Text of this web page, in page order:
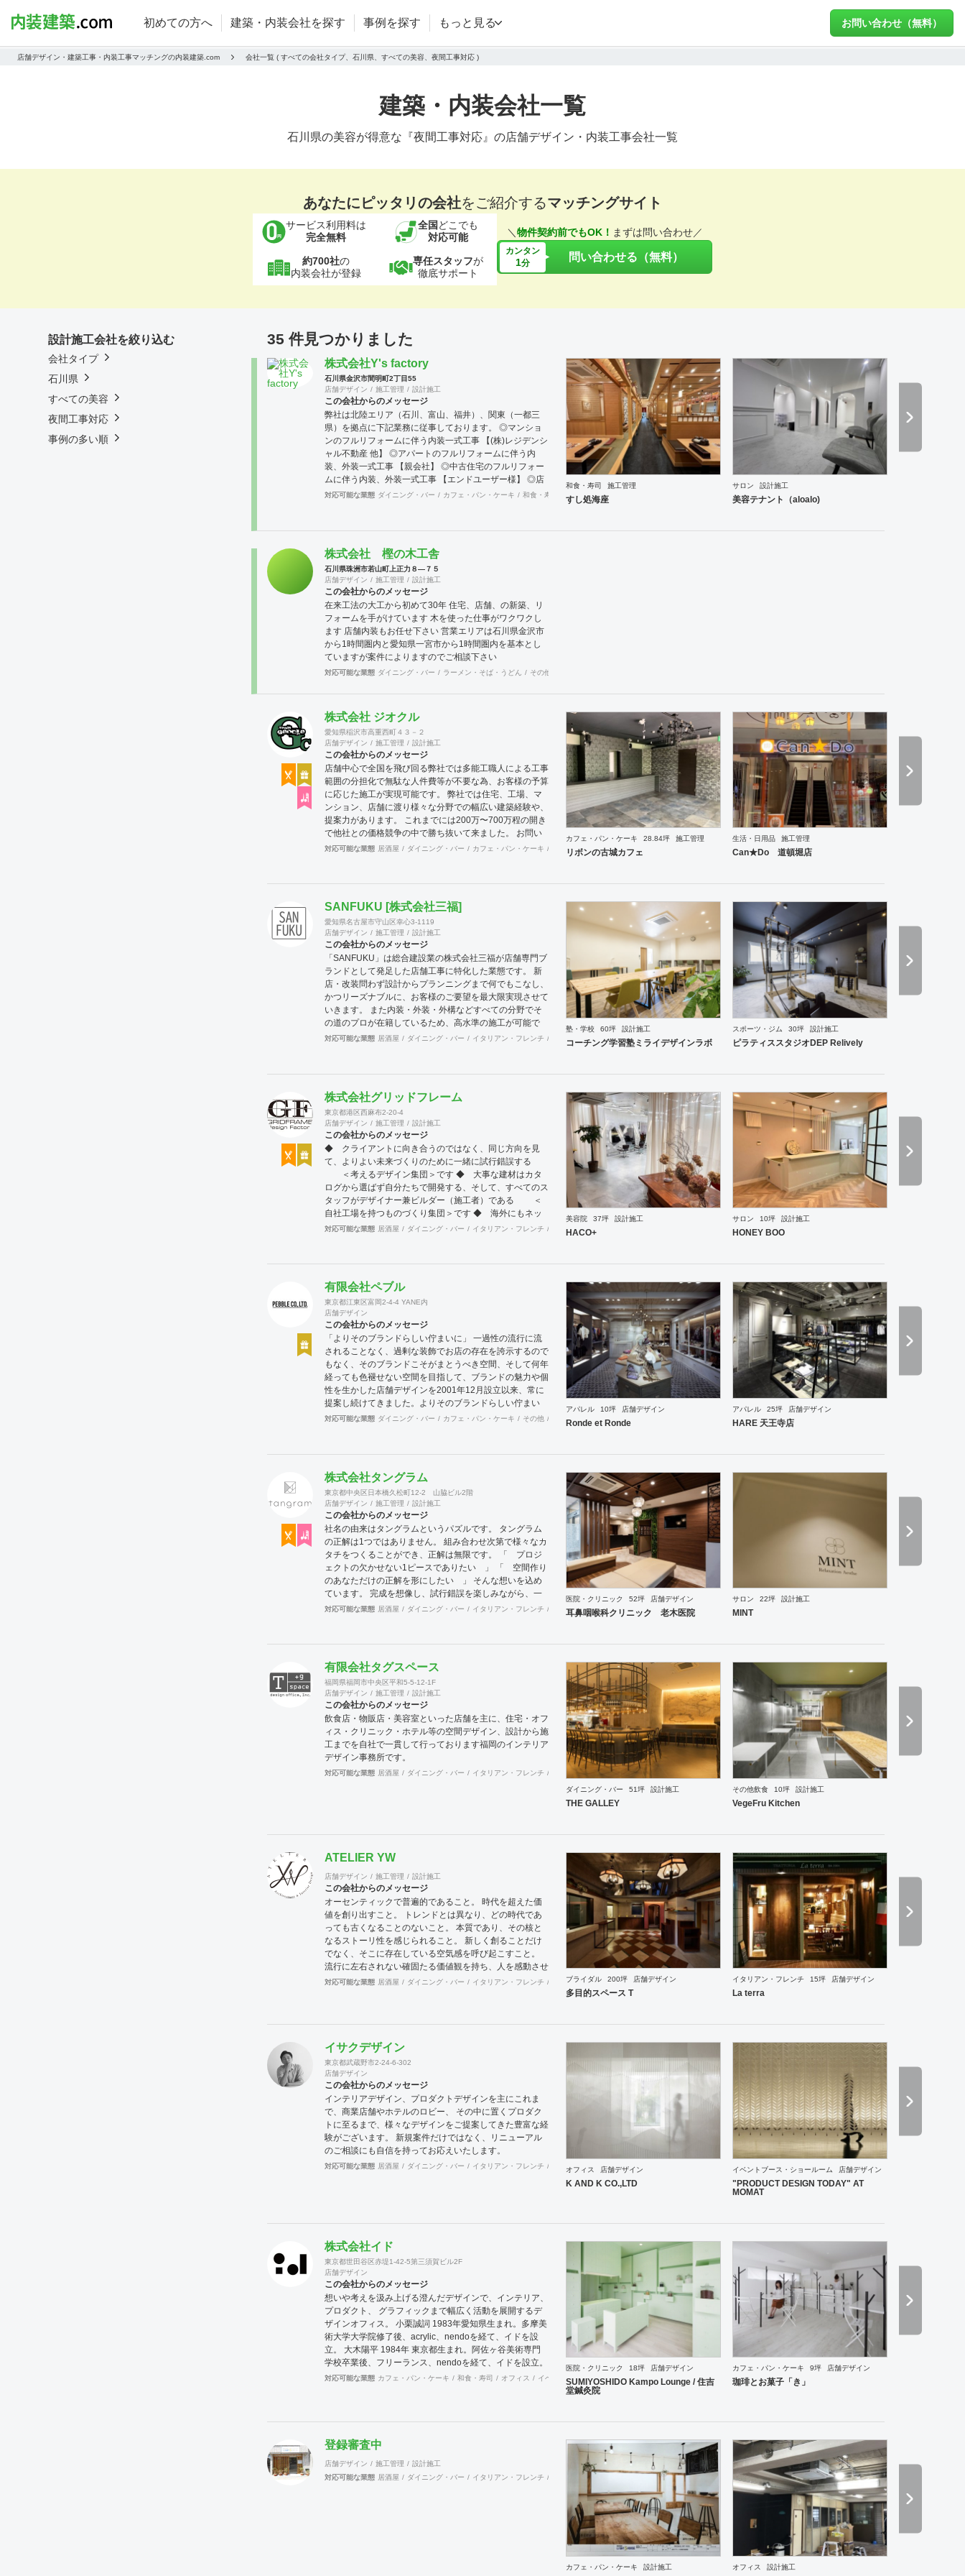
初めての方へ 建築・内装会社を探す 事例を探す もっと見る お問い合わせ（無料）
店舗デザイン・建築工事・内装工事マッチングの内装建築.com 会社一覧 ( すべての会社タイプ、石川県、すべての美容、夜間工事対応 )
建築・内装会社一覧
石川県の美容が得意な『夜間工事対応』の店舗デザイン・内装工事会社一覧
あなたにピッタリの会社をご紹介するマッチングサイト
サービス利用料は
完全無料
全国 どこでも
対応可能
約700社の
内装会社が登録
専任スタッフが
徹底サポート
＼ 物件契約前でもOK！ まずは問い合わせ／
カンタン
1分 問い合わせる（無料）
35 件見つかりました
株式会社Y's factory
石川県金沢市間明町2丁目55
店舗デザイン
施工管理 設計施工
この会社からのメッセージ
弊社は北陸エリア（石川、富山、福井）、関東（一都三
県）を拠点に下記業務に従事しております。 ◎マンショ
ンのフルリフォームに伴う内装一式工事 【(株)レジデンシ
ャル不動産 他】 ◎アパートのフルリフォームに伴う内
装、外装一式工事 【親会社】 ◎中古住宅のフルリフォー
ムに伴う内装、外装一式工事 【エンドユーザー様】 ◎店
舗（飲食店、美容サロン 等）の開業・リニューアルに伴
(株)】
対応可能な業態 ダイニング・バー カフェ・パン・ケーキ 和食・寿司 オフィス 老人ホーム その他 ホテル ブライダル
和食・寿司 施工管理
すし処海座
サロン 設計施工
美容テナント（aloalo)
株式会社 樫の木工舎
石川県珠洲市若山町上正力８―７５
店舗デザイン
施工管理 設計施工
この会社からのメッセージ
在来工法の大工から初めて30年 住宅、店舗、の新築、リ
フォームを手がけています 木を使った仕事がワクワクし
ます 店舗内装もお任せ下さい 営業エリアは石川県金沢市
から1時間圏内と愛知県一宮市から1時間圏内を基本とし
ていますが案件によりますのでご相談下さい
対応可能な業態 ダイニング・バー ラーメン・そば・うどん その他
株式会社 ジオクル
愛知県稲沢市高重西町４３－２
店舗デザイン
施工管理 設計施工
この会社からのメッセージ
店舗中心で全国を飛び回る弊社では多能工職人による工事
範囲の分担化で無駄な人件費等が不要な為、お客様の予算
に応じた施工が実現可能です。 弊社では住宅、工場、マ
ンション、店舗に渡り様々な分野での幅広い建築経験や、
提案力があります。 これまでには200万〜700万程の開き
で他社との価格競争の中で勝ち抜いて来ました。 お問い
合わせは メール（tenperhide31@icloud.com）からも承
対応可能な業態 居酒屋 ダイニング・バー カフェ・パン・ケーキ 和食・寿司 焼肉・中華料理・韓国料理 イベントブース・ショールーム
カフェ・パン・ケーキ 28.84坪 施工管理
リボンの古城カフェ
生活・日用品 施工管理
Can★Do 道頓堀店
SANFUKU [株式会社三福]
愛知県名古屋市守山区幸心3-1119
店舗デザイン
施工管理 設計施工
この会社からのメッセージ
「SANFUKU」は総合建設業の株式会社三福が店舗専門ブ
ランドとして発足した店舗工事に特化した業態です。 新
店・改装問わず設計からプランニングまで何でもこなし、
かつリーズナブルに、お客様のご要望を最大限実現させて
いきます。 また内装・外装・外構などすべての分野でそ
の道のプロが在籍しているため、高水準の施工が可能で
す。 出来上がった時に綺麗なのは当たり前！腕の良さは
に優れています。 お客様が安心してオープンできるよう
対応可能な業態 居酒屋 ダイニング・バー イタリアン・フレンチ カフェ・パン・ケーキ ラーメン・そば・うどん 和食・寿司 焼肉・中華料理・韓国料理 その他
塾・学校 60坪 設計施工
コーチング学習塾ミライデザインラボ
スポーツ・ジム 30坪 設計施工
ピラティススタジオDEP Relively
株式会社グリッドフレーム
東京都港区西麻布2-20-4
店舗デザイン
施工管理 設計施工
この会社からのメッセージ
◆ クライアントに向き合うのではなく、同じ方向を見
て、よりよい未来づくりのために一緒に試行錯誤する
＜考えるデザイン集団＞です ◆ 大事な建材はカタ
ログから選ばず自分たちで開発する、そして、すべてのス
タッフがデザイナー兼ビルダー（施工者）である ＜
自社工場を持つものづくり集団＞です ◆ 海外にもネッ
トワークを持ち、英語や中国語に堪能なスタッフたちが、
案件、施工案件、造作物制作など、多様な請負形態が可能
が可能で、例えば通常デザイン性とは無縁な特定防火設備
（鉄扉）などにも高いデザイン性を施すことも可能です。
GRIDFRAME とりかえのきかない空間
https://gridframe.co.jp/ Synes(シネス) 霧のようなやわら
かな空間 http://synes.jp/ SOTOCHIKU 時間の蓄積を
取り込む空間 https://sotochiku.com/
対応可能な業態 居酒屋 ダイニング・バー イタリアン・フレンチ カフェ・パン・ケーキ 和食・寿司 焼肉・中華料理・韓国料理
美容院 37坪 設計施工
HACO+
サロン 10坪 設計施工
HONEY BOO
有限会社ペブル
東京都江東区富岡2-4-4 YANE内
店舗デザイン
この会社からのメッセージ
「よりそのブランドらしい佇まいに」 一過性の流行に流
されることなく、過剰な装飾でお店の存在を誇示するので
もなく、そのブランドこそがまとうべき空間、そして何年
経っても色褪せない空間を目指して、ブランドの魅力や個
性を生かした店舗デザインを2001年12月設立以来、常に
提案し続けてきました。よりそのブランドらしい佇まい
に。 「必要な箇所に、必要なデザインを」 2012年からは
ドの出店をバックアップできる体制も整えてきました。そ
要なのか、そこをきちんとアドバイスできる会社でありた
いと思っています。 業務内容 ・店舗設計（物販店／飲食
店／美容室など） ・ブランディング及びディレクション
業務 ・出店におけるトータルデザイン ・住宅リノベーシ
ョン ・家具及び什器デザイン
対応可能な業態 ダイニング・バー カフェ・パン・ケーキ その他 オフィス イベントブース・ショールーム エントランス ワーキングスペース
アパレル 10坪 店舗デザイン
Ronde et Ronde
アパレル 25坪 店舗デザイン
HARE 天王寺店
株式会社タングラム
東京都中央区日本橋久松町12-2 山脇ビル2階
店舗デザイン
施工管理 設計施工
この会社からのメッセージ
社名の由来はタングラムというパズルです。 タングラム
の正解は1つではありません。 組み合わせ次第で様々なカ
タチをつくることができ、正解は無限です。 「 プロジ
ェクトの欠かせない1ピースでありたい 」 「 空間作り
のあなただけの正解を形にしたい 」 そんな想いを込め
ています。 完成を想像し、試行錯誤を楽しみながら、 ​一
緒にワクワクしたいと思っています。
対応可能な業態 居酒屋 ダイニング・バー イタリアン・フレンチ カフェ・パン・ケーキ ラーメン・そば・うどん 和食・寿司
医院・クリニック 52坪 店舗デザイン
耳鼻咽喉科クリニック 老木医院
サロン 22坪 設計施工
MINT
有限会社タグスペース
福岡県福岡市中央区平和5-5-12-1F
店舗デザイン
施工管理 設計施工
この会社からのメッセージ
飲食店・物販店・美容室といった店舗を主に、住宅・オフ
ィス・クリニック・ホテル等の空間デザイン、設計から施
工までを自社で一貫して行っております福岡のインテリア
デザイン事務所です。
対応可能な業態 居酒屋 ダイニング・バー イタリアン・フレンチ カフェ・パン・ケーキ ラーメン・そば・うどん 和食・寿司 焼肉・中華料理・韓国料理 その他 オフィス
ダイニング・バー 51坪 設計施工
THE GALLEY
その他飲食 10坪 設計施工
VegeFru Kitchen
ATELIER YW
店舗デザイン 施工管理 設計施工
この会社からのメッセージ
オーセンティックで普遍的であること。 時代を超えた価
値を創り出すこと。 トレンドとは異なり、どの時代であ
っても古くなることのないこと。 本質であり、その核と
なるストーリ性を感じられること。 新しく創ることだけ
でなく、そこに存在している空気感を呼び起こすこと。
流行に左右されない確固たる価値観を持ち、人を感動させ
られること。 私たちは国際的なバランス感覚を持ちなが
対応可能な業態 居酒屋 ダイニング・バー イタリアン・フレンチ カフェ・パン・ケーキ 和食・寿司 焼肉・中華料理・韓国料理 その他 オフィス イベントブース・ショールーム
ブライダル 200坪 店舗デザイン
多目的スペース T
イタリアン・フレンチ 15坪 店舗デザイン
La terra
イサクデザイン
東京都武蔵野市2-24-6-302
店舗デザイン
この会社からのメッセージ
インテリアデザイン、プロダクトデザインを主にこれま
で、商業店舗やホテルのロビー、 その中に置くプロダク
トに至るまで、様々なデザインをご提案してきた豊富な経
験がございます。 新規案件だけではなく、リニューアル
のご相談にも自信を持ってお応えいたします。
対応可能な業態 居酒屋 ダイニング・バー イタリアン・フレンチ カフェ・パン・ケーキ 和食・寿司 焼肉・中華料理・韓国料理 オフィス イベントブース・ショールーム
オフィス 店舗デザイン
K AND K CO.,LTD
イベントブース・ショールーム 店舗デザイン
"PRODUCT DESIGN TODAY" AT
MOMAT
株式会社イド
東京都世田谷区赤堤1-42-5第三須賀ビル2F
店舗デザイン
この会社からのメッセージ
想いや考えを汲み上げる澄んだデザインで、インテリア、
プロダクト、 グラフィックまで幅広く活動を展開するデ
ザインオフィス。 小栗誠詞 1983年愛知県生まれ。多摩美
術大学大学院修了後、acrylic、nendoを経て、イドを設
立。 大木陽平 1984年 東京都生まれ。阿佐ヶ谷美術専門
学校卒業後、フリーランス、nendoを経て、イドを設立。
主な受賞歴にRed Dot Design Award、World Interiors
対応可能な業態 カフェ・パン・ケーキ 和食・寿司 オフィス イベントブース・ショールーム ワーキングスペース 医院・クリニック 薬局
医院・クリニック 18坪 店舗デザイン
SUMIYOSHIDO Kampo Lounge / 住吉
堂鍼灸院
カフェ・パン・ケーキ 9坪 店舗デザイン
珈琲とお菓子「き」
登録審査中
店舗デザイン 施工管理
設計施工
対応可能な業態 居酒屋 ダイニング・バー イタリアン・フレンチ カフェ・パン・ケーキ ラーメン・そば・うどん 焼肉・中華料理・韓国料理 その他 オフィス イベントブース・ショー
カフェ・パン・ケーキ 設計施工 オフィス 設計施工
設計施工会社を絞り込む
会社タイプ
石川県
すべての美容
夜間工事対応
事例の多い順